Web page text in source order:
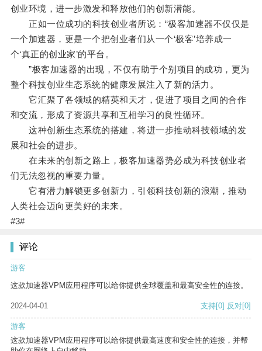
创业环境，进一步激发和释放他们的创新潜能。
正如一位成功的科技创业者所说：“极客加速器不仅仅是
一个加速器，更是一个把创业者们从一个‘极客’培养成一
个‘真正的创业家’的平台。
”极客加速器的出现，不仅有助于个别项目的成功，更为
整个科技创业生态系统的健康发展注入了新的活力。
它汇聚了各领域的精英和天才，促进了项目之间的合作
和交流，形成了资源共享和互相学习的良性循环。
这种创新生态系统的搭建，将进一步推动科技领域的发
展和社会的进步。
在未来的创新之路上，极客加速器势必成为科技创业者
们无法忽视的重要力量。
它有潜力解锁更多创新力，引领科技创新的浪潮，推动
人类社会迈向更美好的未来。
#3#
评论
游客
这款加速器VPM应用程序可以给你提供全球覆盖和最高安全性的连接。
2024-04-01 支持[0] 反对[0]
游客
这款加速器VPM应用程序可以给你提供最高速度和安全性的连接，并帮